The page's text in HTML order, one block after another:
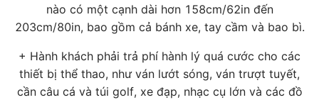
nào có một cạnh dài hơn 158cm/62in đến
203cm/80in, bao gồm cả bánh xe, tay cầm và bao bì.
+ Hành khách phải trả phí hành lý quá cước cho các
thiết bị thể thao, như ván lướt sóng, ván trượt tuyết,
cần câu cá và túi golf, xe đạp, nhạc cụ lớn và các đồ